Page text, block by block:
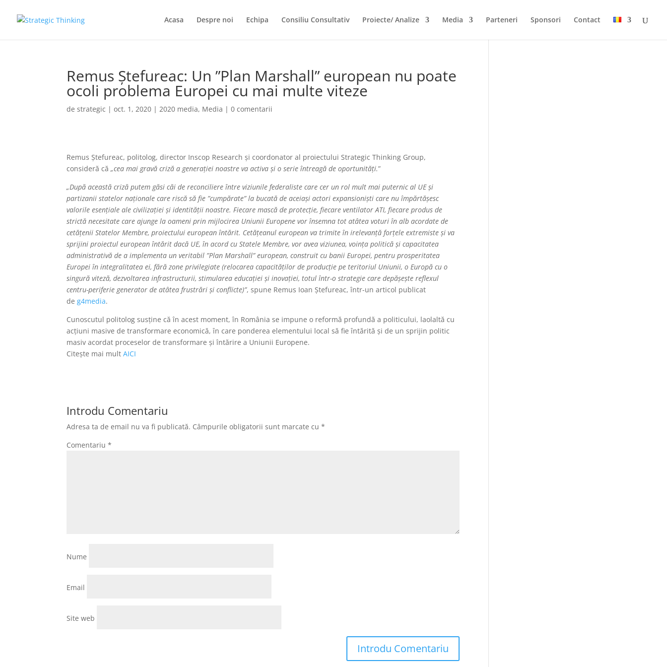
Acasa Despre noi Echipa Consiliu Consultativ Proiecte/ Analize Media Parteneri Sponsori Contact
Remus Ștefureac: Un ”Plan Marshall” european nu poate
ocoli problema Europei cu mai multe viteze
destrategic |oct. 1, 2020 |2020 media, Media |0 comentarii
Remus Ștefureac, politolog, director Inscop Research și coordonator al proiectului Strategic Thinking Group,
consideră că„cea mai gravă criză a generației noastre va activa și o serie întreagă de oportunități.”
„După această criză putem găsi căi de reconciliere între viziunile federaliste care cer un rol mult mai puternic al UE și
partizanii statelor naționale care riscă să fie ”cumpărate” la bucată de aceiași actori expansioniști care nu împărtășesc
valorile esențiale ale civilizației și identității noastre. Fiecare mască de protecție, fiecare ventilator ATI, fiecare produs de
strictă necesitate care ajunge la oameni prin mijlocirea Uniunii Europene vor însemna tot atâtea voturi în alb acordate de
cetățenii Statelor Membre, proiectului european întărit. Cetățeanul european va trimite în irelevanță forțele extremiste și va
sprijini proiectul european întărit dacă UE, în acord cu Statele Membre, vor avea viziunea, voința politică și capacitatea
administrativă de a implementa un veritabil ”Plan Marshall” european, construit cu banii Europei, pentru prosperitatea
Europei în integralitatea ei, fără zone privilegiate (relocarea capacităților de producție pe teritoriul Uniunii, o Europă cu o
singură viteză, dezvoltarea infrastructurii, stimularea educației și inovației, totul într-o strategie care depășește reflexul
centru-periferie generator de atâtea frustrări și conflicte)”, spune Remus Ioan Ștefureac, într-un articol publicat
de g4media.
Cunoscutul politolog susține că în acest moment, în România se impune o reformă profundă a politicului, laolaltă cu
acțiuni masive de transformare economică, în care ponderea elementului local să fie întărită și de un sprijin politic
masiv acordat proceselor de transformare și întărire a Uniunii Europene.
Citește mai multAICI
Introdu Comentariu
Adresa ta de email nu va fi publicată. Câmpurile obligatorii sunt marcate cu*
Comentariu*
Nume
Email
Site web